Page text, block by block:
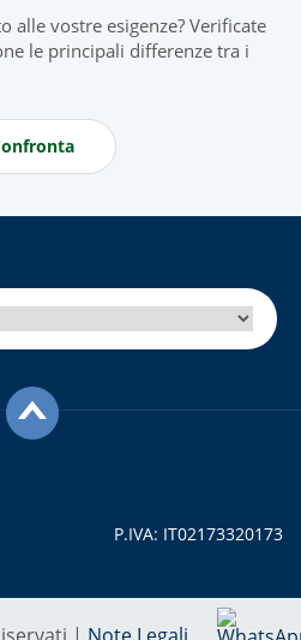
alle vostre esigenze? Verificate
le principali differenze tra i
P.IVA: IT02173320173